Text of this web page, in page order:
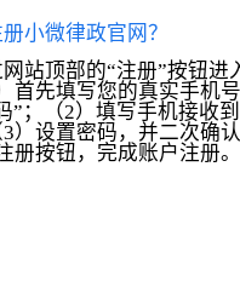
小微律政官网？
站顶部的“注册”按钮进
首先填写您的真实手机
”；（2）填写手机接收
）设置密码，并二次确认
册按钮，完成账户注册。